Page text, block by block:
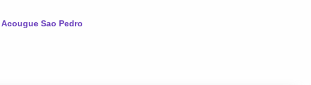
Atual:
Acougue Sao Pedro